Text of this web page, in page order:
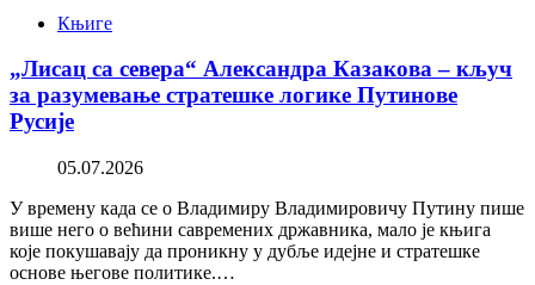
Књиге
„Лисац са севера“ Александра Казакова – кључ
за разумевање стратешке логике Путинове
Русије
05.07.2026
У времену када се о Владимиру Владимировичу Путину пише
више него о већини савремених државника, мало је књига
које покушавају да проникну у дубље идејне и стратешке
основе његове политике.…